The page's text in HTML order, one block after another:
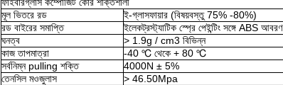
মূল ভিতরে রড
ই-গ্লাসফায়ার (বিষয়বস্তু 75% -80%)
রড বাইরের সমাপ্তি
ইলেকট্রস্ট্যাটিক স্প্রে পেইন্টিং সঙ্গে ABS আবরণ
ঘনত্ব
> 1.9g / cm3 বিভিন্ন
কাজ তাপমাত্রা
-40 ℃ থেকে + 80 ℃
সর্বনিম্ন pulling শক্তি
4000N ± 5%
তেনসিল মওজুলাস
> 46.50Mpa